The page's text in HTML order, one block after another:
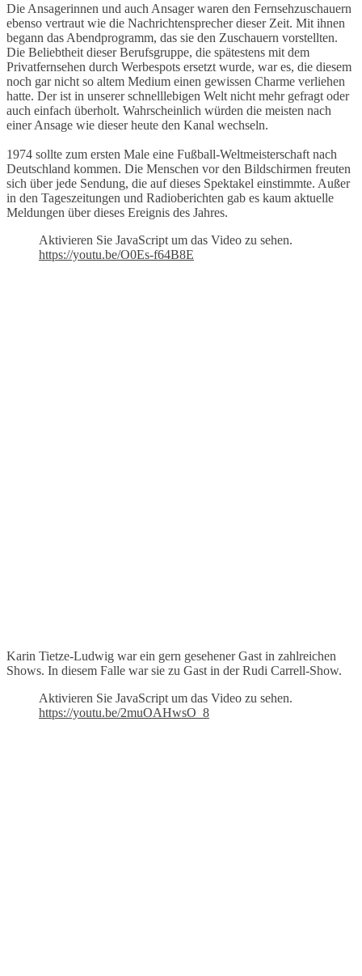
Die Ansagerinnen und auch Ansager waren den Fernsehzuschauern
ebenso vertraut wie die Nachrichtensprecher dieser Zeit. Mit ihnen
begann das Abendprogramm, das sie den Zuschauern vorstellten.
Die Beliebtheit dieser Berufsgruppe, die spätestens mit dem
Privatfernsehen durch Werbespots ersetzt wurde, war es, die diesem
noch gar nicht so altem Medium einen gewissen Charme verliehen
hatte. Der ist in unserer schnelllebigen Welt nicht mehr gefragt oder
auch einfach überholt. Wahrscheinlich würden die meisten nach
einer Ansage wie dieser heute den Kanal wechseln.
1974 sollte zum ersten Male eine Fußball-Weltmeisterschaft nach
Deutschland kommen. Die Menschen vor den Bildschirmen freuten
sich über jede Sendung, die auf dieses Spektakel einstimmte. Außer
in den Tageszeitungen und Radioberichten gab es kaum aktuelle
Meldungen über dieses Ereignis des Jahres.
Aktivieren Sie JavaScript um das Video zu sehen.
https://youtu.be/O0Es-f64B8E
Karin Tietze-Ludwig war ein gern gesehener Gast in zahlreichen
Shows. In diesem Falle war sie zu Gast in der Rudi Carrell-Show.
Aktivieren Sie JavaScript um das Video zu sehen.
https://youtu.be/2muOAHwsO_8